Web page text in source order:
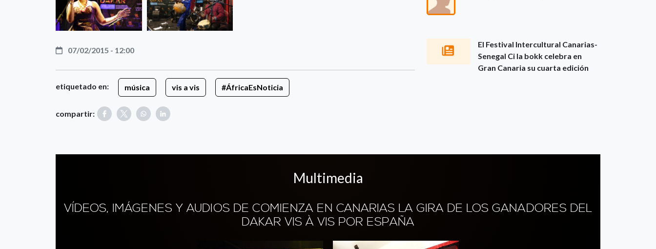
07/02/2015 - 12:00
etiquetado en: música vis a vis #ÁfricaEsNoticia
compartir:
El Festival Intercultural Canarias-
Senegal Ci la bokk celebra en
Gran Canaria su cuarta edición
Multimedia
VÍDEOS, IMÁGENES Y AUDIOS DE COMIENZA EN CANARIAS LA GIRA DE LOS GANADORES DEL
DAKAR VIS À VIS POR ESPAÑA